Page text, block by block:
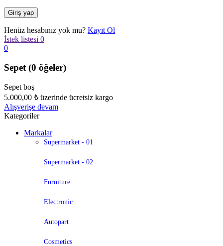
Henüz hesabınız yok mu? Kayıt Ol
İstek listesi 0
0
Sepet (0 öğeler)
Sepet boş
5.000,00 ₺ üzerinde ücretsiz kargo
Alışverişe devam
Kategoriler
Markalar
Supermarket - 01
Supermarket - 02
Furniture
Electronic
Autopart
Cosmetics